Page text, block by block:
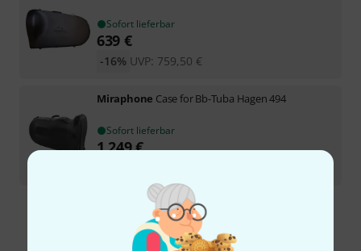
Sofort lieferbar
639 €
UVP: 759,50 €
-16%
Miraphone Case for Bb-Tuba Hagen 494
Sofort lieferbar
1.249€
Kostenloser Versand ab 29 €
Alle Preise inkl. MwSt.